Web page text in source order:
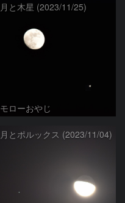
月と木星 (2023/11/25)
モローおやじ
月とポルックス (2023/11/04)